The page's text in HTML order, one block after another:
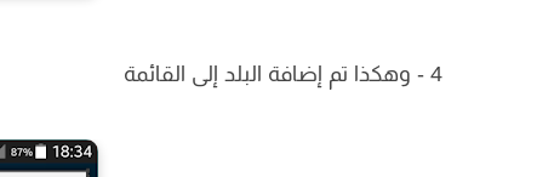
4 - وهكذا تم إضافة البلد إلى القائمة